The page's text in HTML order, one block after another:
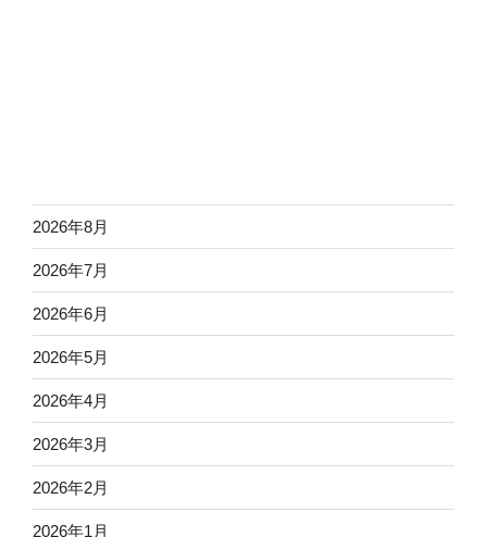
2026年8月
2026年7月
2026年6月
2026年5月
2026年4月
2026年3月
2026年2月
2026年1月